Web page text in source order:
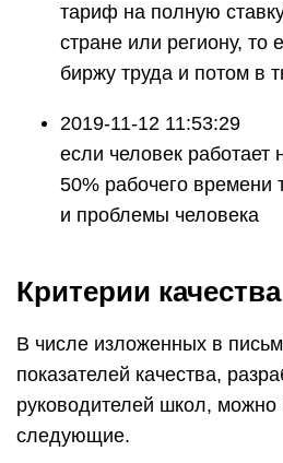
тариф на полную
стране или региону, то
биржу труда и потом в
2019-11-12 11:53:29
если человек работает
50% рабочего времени
и проблемы человека
Критерии качества
В числе изложенных в
показателей качества,
руководителей школ, можно
следующие.